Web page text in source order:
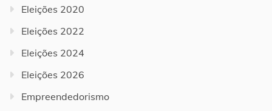
Eleições 2020
Eleições 2022
Eleições 2024
Eleições 2026
Empreendedorismo